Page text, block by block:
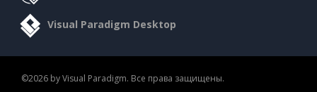
Visual Paradigm Desktop
©2026 by Visual Paradigm. Все права защищены.